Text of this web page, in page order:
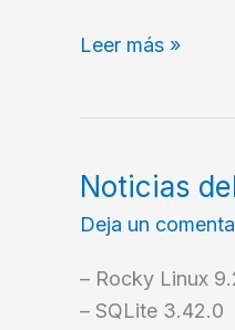
Instalar
Leer más »
Noticias
Deja un
– Rocky Linux
– SQLite 3.42.0